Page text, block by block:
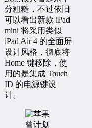
分粗糙，不过依旧
可以看出新款 iPad
mini 将采用类似
iPad Air 4 的全面屏
设计风格，彻底将
Home 键移除，使
用的是集成 Touch
ID 的电源键设
计。